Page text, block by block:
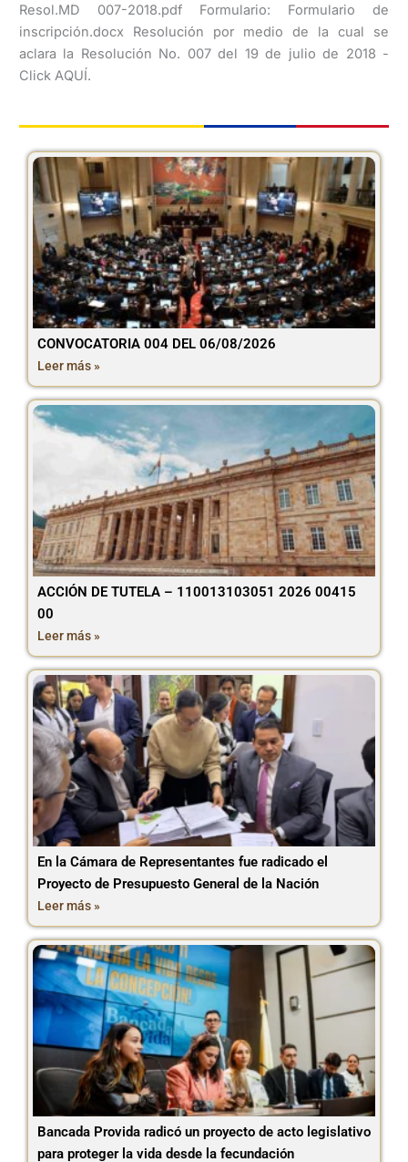
Resol.MD 007-2018.pdf Formulario: Formulario de
inscripción.docx Resolución por medio de la cual se
aclara la Resolución No. 007 del 19 de julio de 2018 -
Click AQUÍ.
CONVOCATORIA 004 DEL 06/08/2026
Leer más »
ACCIÓN DE TUTELA – 110013103051 2026 00415
00
Leer más »
En la Cámara de Representantes fue radicado el
Proyecto de Presupuesto General de la Nación
Leer más »
Bancada Provida radicó un proyecto de acto legislativo
para proteger la vida desde la fecundación